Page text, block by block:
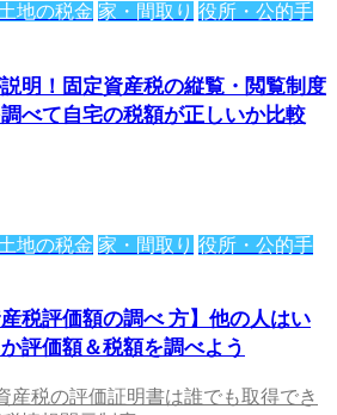
地の税金 家・間取り 役所・公的手
明！固定資産税の縦覧・閲覧制度
べて自宅の税額が正しいか比較
地の税金 家・間取り 役所・公的手
産税評価額の調べ 方】他の人はい
評価額＆税額を調べよう
産税の評価証明書は誰でも取得でき